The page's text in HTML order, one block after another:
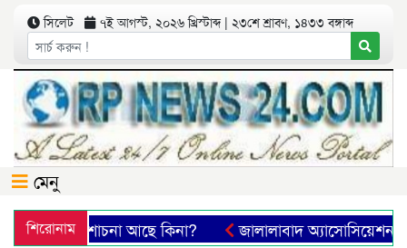
সিলেট ৭ই আগস্ট, ২০২৬ খ্রিস্টাব্দ | ২৩শে শ্রাবণ, ১৪৩৩ বঙ্গাব্দ
মেনু
শিরোনাম
অনুশোচনা আছে কিনা? জালালাবাদ অ্যাসোসিয়েশন ও